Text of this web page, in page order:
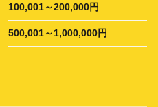
100,001～200,000円
500,001～1,000,000円